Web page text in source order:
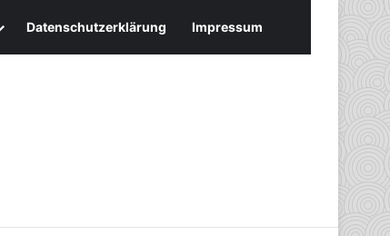
Datenschutzerklärung Impressum